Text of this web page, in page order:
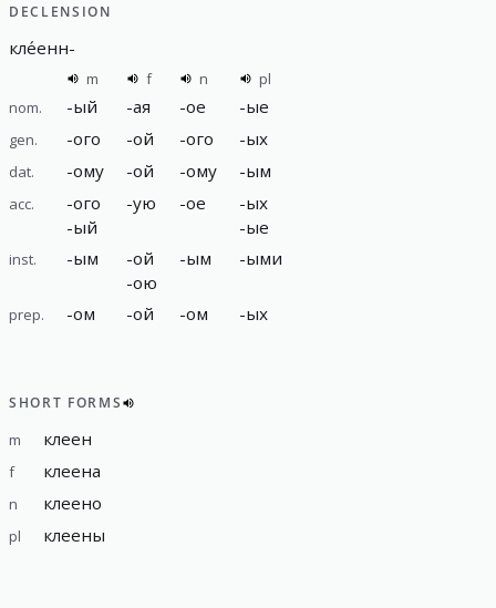
DECLENSION
кле́енн-
m f n
pl
nom.
-ый -ая -ое -ые
gen. -ого -ой -ого -ых
dat. -ому -ой -ому -ым
acc. -ого
-ый
-ую -ое -ых
-ые
inst. -ым -ой
-ою
-ым -ыми
prep. -ом -ой -ом -ых
SHORT FORMS
m клеен
f клеена
n клеено
pl клеены